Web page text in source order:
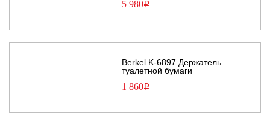
5 980Р
Berkel K-6897 Держатель
туалетной бумаги
1 860Р